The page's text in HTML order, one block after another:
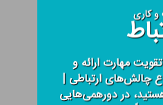
کاری
مهارت ارائه و
چالش‌های ارتباطی |
در دورهمی‌هایی